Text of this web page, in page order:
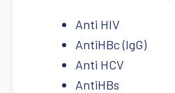
Anti HIV
AntiHBc (IgG)
Anti HCV
AntiHBs